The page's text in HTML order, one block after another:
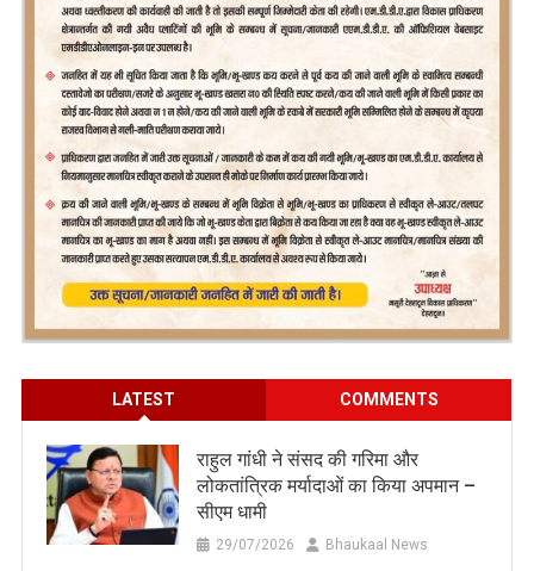
LATEST COMMENTS
राहुल गांधी ने संसद की गरिमा और
लोकतांत्रिक मर्यादाओं का किया अपमान –
सीएम धामी
29/07/2026 Bhaukaal News